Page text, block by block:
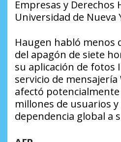
Empresas y Derechos
Universidad de Nueva
Haugen habló menos
del apagón de siete
su aplicación de fotos
servicio de
afectó potencialmente
millones de usuarios y
dependencia global a